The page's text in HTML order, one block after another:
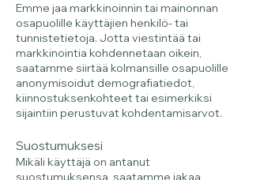
Emme jaa markkinoinnin tai mainonnan
osapuolille käyttäjien henkilö- tai
tunnistetietoja. Jotta viestintää tai
markkinointia kohdennetaan oikein,
saatamme siirtää kolmansille osapuolille
anonymisoidut demografiatiedot,
kiinnostuksenkohteet tai esimerkiksi
sijaintiin perustuvat kohdentamisarvot.
Suostumuksesi
Mikäli käyttäjä on antanut
suostumuksensa, saatamme jakaa